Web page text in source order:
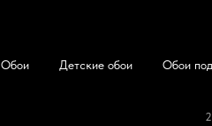
Обои Детские обои Обои